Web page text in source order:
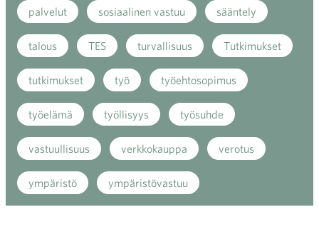
palvelut sosiaalinen vastuu sääntely
talous TES turvallisuus Tutkimukset
tutkimukset työ työehtosopimus
työelämä työllisyys työsuhde
vastuullisuus verkkokauppa verotus
ympäristö ympäristövastuu